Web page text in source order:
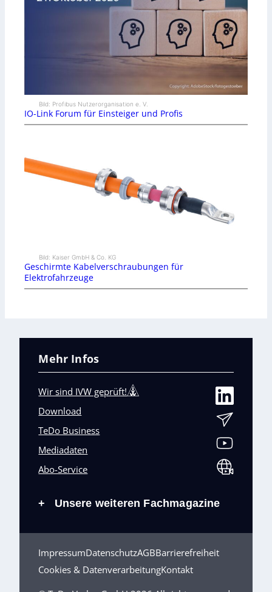
Bild: Profibus Nutzerorganisation e. V.
IO-Link Forum für Einsteiger und Profis
Bild: Kaiser GmbH & Co. KG
Geschirmte Kabelverschraubungen für
Elektrofahrzeuge
Mehr Infos
Wir sind IVW geprüft!
Download
TeDo Business
Mediadaten
Abo-Service
+ Unsere weiteren Fachmagazine
ImpressumDatenschutzAGBBarrierefreiheit
Cookies & DatenverarbeitungKontakt